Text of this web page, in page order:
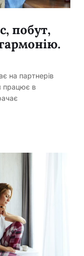
побут,
на партнерів
працює в